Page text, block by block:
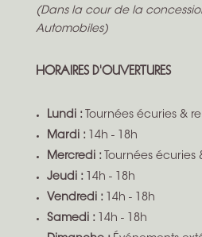
(Dans la cour de la
Automobiles)
HORAIRES D'OUVERTURES
Lundi : Tournées écuries &
Mardi : 14h - 18h
Mercredi : Tournées écuries
Jeudi : 14h - 18h
Vendredi : 14h - 18h
Samedi : 14h - 18h